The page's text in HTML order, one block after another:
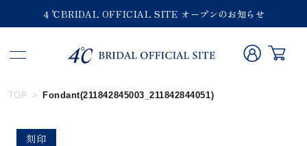
４℃BRIDAL OFFICIAL SITE オープンのお知らせ
TOP Fondant(211842845003_211842844051)
刻印